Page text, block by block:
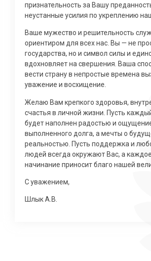
признательность за Вашу
неустанные усилия по укреплению
Ваше мужество и решительность
ориентиром для всех нас. Вы — не
государства, но и символ силы и
вдохновляет на свершения. Ваша
вести страну в непростые времена
уважение и восхищение.
Желаю Вам крепкого здоровья,
счастья в личной жизни. Пусть
будет наполнен радостью и
выполненного долга, а мечты о
реальностью. Пусть поддержка и
людей всегда окружают Вас, а
начинание приносит благо нашей
С уважением,
Шлык А.В.